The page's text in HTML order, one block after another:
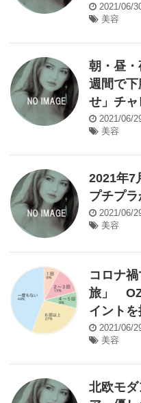
2021/06/
美容
朝・昼
週間で
せ」チ
2021/06/
美容
2021年7
プチプ
2021/06/
美容
コロナ
旅」
イント
2021/06/
美容
北欧モダ